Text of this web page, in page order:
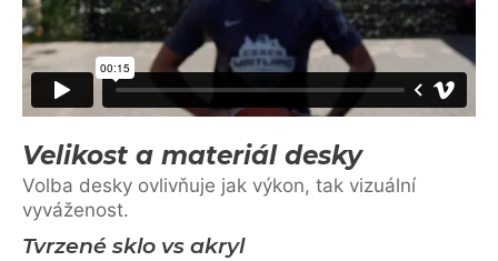
Velikost a materiál desky
Volba desky ovlivňuje jak výkon, tak vizuální
vyváženost.
Tvrzené sklo vs akryl